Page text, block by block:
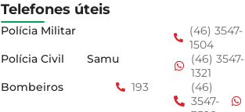
Telefones úteis
Polícia Militar
(46) 3547-
1504
Polícia Civil
Samu
(46) 3547-
1321
Bombeiros
193
(46)
3547-